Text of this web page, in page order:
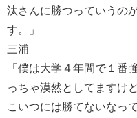
汰さんに勝つっていうの
す。」
三浦
「僕は大学４年間で１番
っちゃ漠然としてますけ
こいつには勝てないなっ